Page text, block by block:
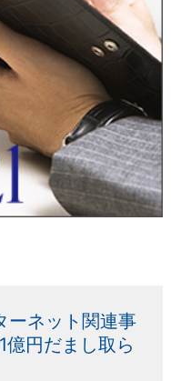
送り下さい。
窓口＞
5-11（第一東経ビ
ーネット関連事
億円だまし取ら